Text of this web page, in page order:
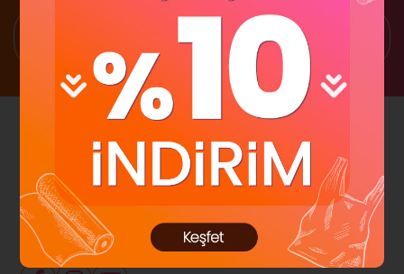
1500 TL Üzeri Ücretsiz Kargo
Kampanya ve Duyurulardan haberdar ol!
Abone Ol
Sosyal Medya